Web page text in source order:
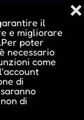
il
e migliorare
poter
necessario
come
di
di
❌